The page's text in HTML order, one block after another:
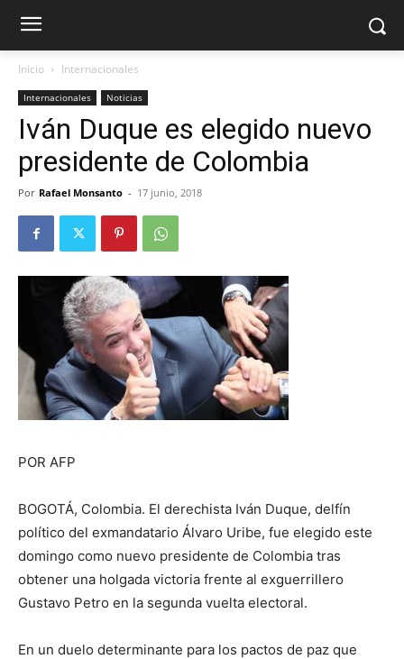
Inicio Internacionales
Internacionales Noticias
Iván Duque es elegido nuevo
presidente de Colombia
Por Rafael Monsanto - 17 junio, 2018
POR AFP
BOGOTÁ, Colombia. El derechista Iván Duque, delfín
político del exmandatario Álvaro Uribe, fue elegido este
domingo como nuevo presidente de Colombia tras
obtener una holgada victoria frente al exguerrillero
Gustavo Petro en la segunda vuelta electoral.
En un duelo determinante para los pactos de paz que